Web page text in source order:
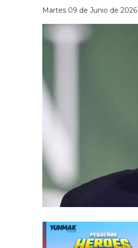
Martes 09 de Junio de 2026